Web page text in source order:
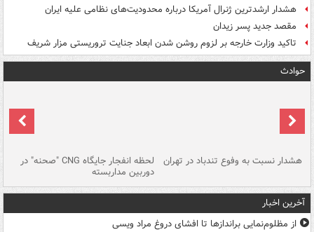
هشدار ارشدترین ژنرال آمریکا درباره محدودیت‌های نظامی علیه ایران
مقصد جدید پسر زیدان
تاکید وزارت خارجه بر لزوم روشن شدن ابعاد جنایت تروریستی مزار شریف
حوادث
هشدار نسبت به وفوع تندباد در تهران لحظه انفجار جایگاه CNG "صحنه" در
دوربین مداربسته
آخرین اخبار
از مظلوم‌نمایی براندازها تا افشای دروغ مراد ویسی